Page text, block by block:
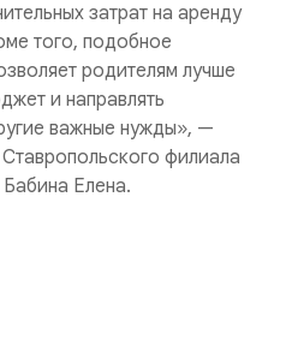
затрат на аренду
того, подобное
родителям лучше
и направлять
важные нужды», —
филиала
Елена.